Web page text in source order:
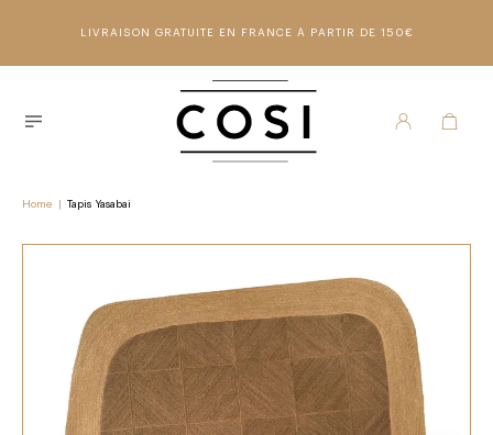
LIVRAISON GRATUITE EN FRANCE À PARTIR DE 150€
Home Tapis Yasabai